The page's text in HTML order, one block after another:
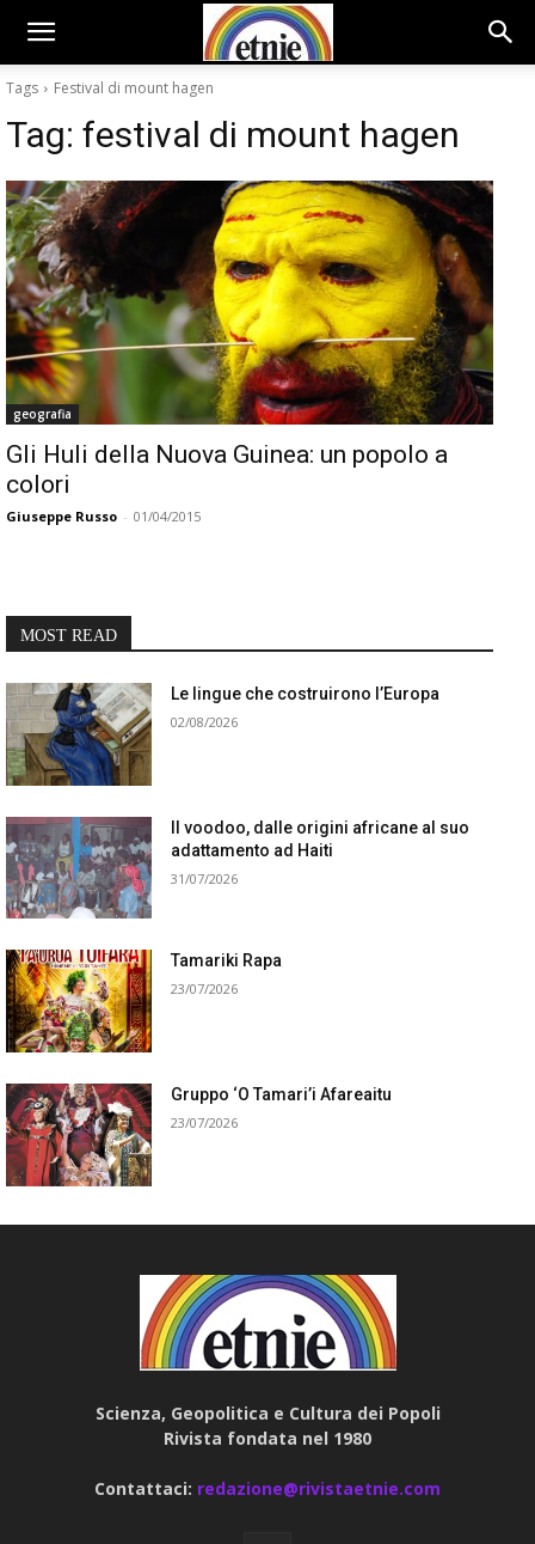
Tags Festival di mount hagen
Tag: festival di mount hagen
geografia
Gli Huli della Nuova Guinea: un popolo a
colori
Giuseppe Russo - 01/04/2015
MOST READ
Le lingue che costruirono l’Europa
02/08/2026
Il voodoo, dalle origini africane al suo
adattamento ad Haiti
31/07/2026
Tamariki Rapa
23/07/2026
Gruppo ‘O Tamari’i Afareaitu
23/07/2026
Scienza, Geopolitica e Cultura dei Popoli
Rivista fondata nel 1980
Contattaci: redazione@rivistaetnie.com